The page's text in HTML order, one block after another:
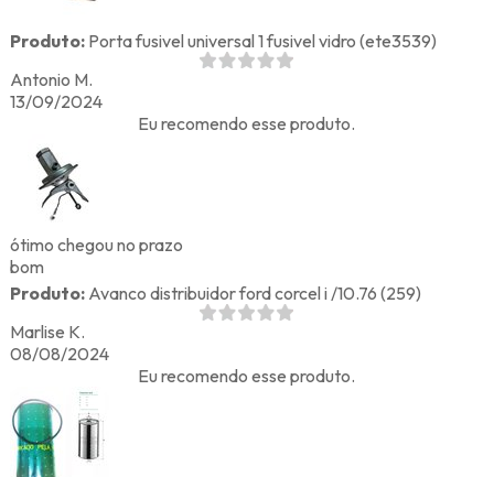
Produto:Porta fusivel universal 1 fusivel vidro (ete3539)
Antonio M.
13/09/2024
Eu recomendo esse produto.
ótimo chegou no prazo
bom
Produto:Avanco distribuidor ford corcel i /10.76 (259)
Marlise K.
08/08/2024
Eu recomendo esse produto.